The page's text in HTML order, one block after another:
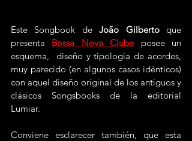
Este Songbook de João Gilberto que
presenta Bossa Nova Clube posee un
esquema,  diseño y tipologia de acordes,
muy parecido (en algunos casos idénticos)
con aquel diseño original de los antiguos y
clásicos Songsbooks de la editorial
Lumiar.
Conviene esclarecer también, que esta